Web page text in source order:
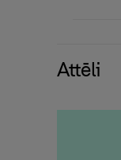
Attēli